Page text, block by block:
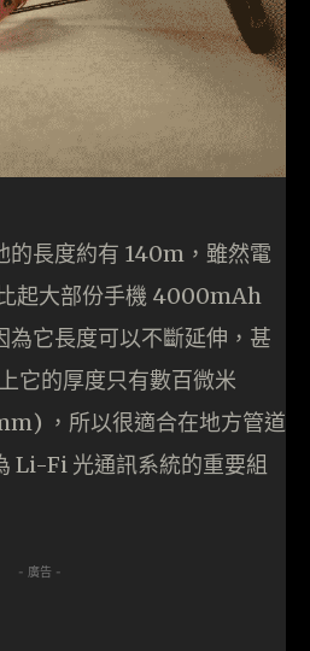
的長度約有 140m，雖然電
起大部份手機 4000mAh
為它長度可以不斷延伸，甚
它的厚度只有數百微米
，所以很適合在地方管道
Li-Fi 光通訊系統的重要組
- 廣告 -